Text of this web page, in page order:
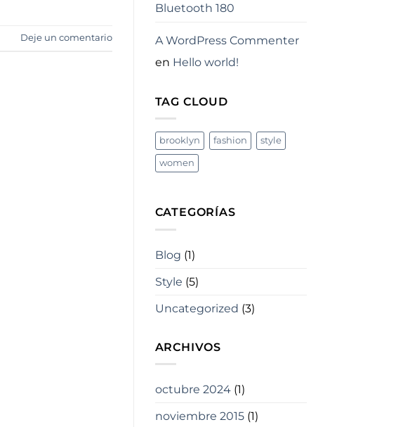
Deje un comentario
Bluetooth 180
A WordPress Commenter
en Hello world!
TAG CLOUD
brooklyn fashion style
women
CATEGORÍAS
Blog (1)
Style (5)
Uncategorized (3)
ARCHIVOS
octubre 2024(1)
noviembre 2015(1)